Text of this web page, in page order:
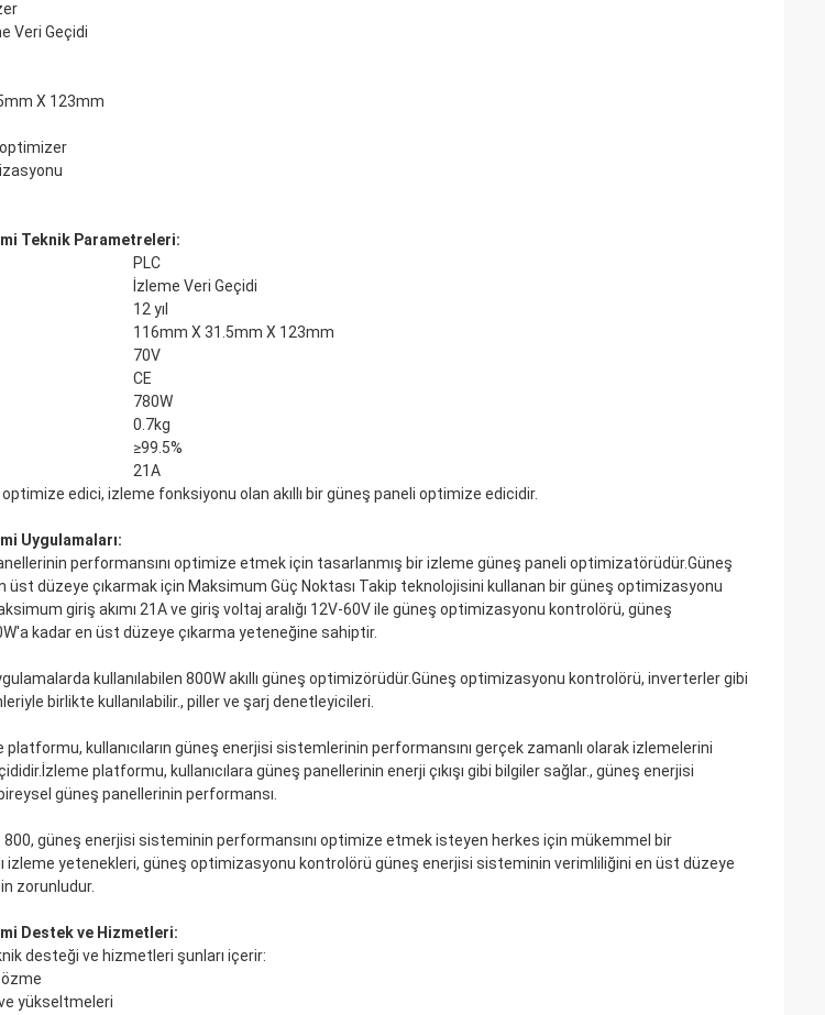
Veri Geçidi
X 123mm
Teknik Parametreleri:
PLC
İzleme Veri Geçidi
12 yıl
116mm X 31.5mm X 123mm
70V
CE
780W
0.7kg
≥99.5%
21A
edici, izleme fonksiyonu olan akıllı bir güneş paneli optimize edicidir.
Uygulamaları:
performansını optimize etmek için tasarlanmış bir izleme güneş paneli optimizatörüdür.Güneş
üst düzeye çıkarmak için Maksimum Güç Noktası Takip teknolojisini kullanan bir güneş optimizasyonu
giriş akımı 21A ve giriş voltaj aralığı 12V-60V ile güneş optimizasyonu kontrolörü, güneş
kadar en üst düzeye çıkarma yeteneğine sahiptir.
kullanılabilen 800W akıllı güneş optimizörüdür.Güneş optimizasyonu kontrolörü, inverterler gibi
birlikte kullanılabilir., piller ve şarj denetleyicileri.
platformu, kullanıcıların güneş enerjisi sistemlerinin performansını gerçek zamanlı olarak izlemelerini
platformu, kullanıcılara güneş panellerinin enerji çıkışı gibi bilgiler sağlar., güneş enerjisi
güneş panellerinin performansı.
800, güneş enerjisi sisteminin performansını optimize etmek isteyen herkes için mükemmel bir
izleme yetenekleri, güneş optimizasyonu kontrolörü güneş enerjisi sisteminin verimliliğini en üst düzeye
zorunludur.
Destek ve Hizmetleri:
desteği ve hizmetleri şunları içerir:
yükseltmeleri